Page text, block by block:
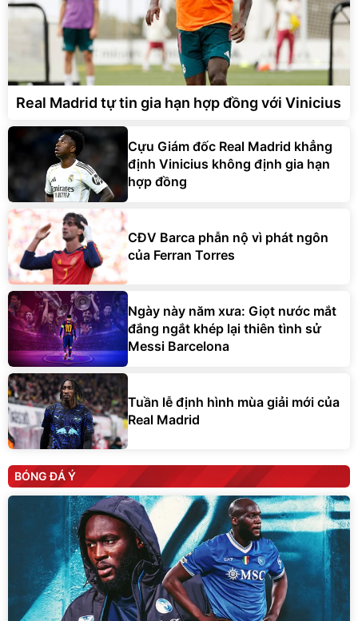
Real Madrid tự tin gia hạn hợp đồng với Vinicius
Cựu Giám đốc Real Madrid khẳng
định Vinicius không định gia hạn
hợp đồng
CĐV Barca phẫn nộ vì phát ngôn
của Ferran Torres
Ngày này năm xưa: Giọt nước mắt
đắng ngắt khép lại thiên tình sử
Messi Barcelona
Tuần lễ định hình mùa giải mới của
Real Madrid
BÓNG ĐÁ Ý